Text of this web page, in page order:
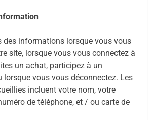
des informations lorsque vous vous
site, lorsque vous vous connectez à
un achat, participez à un
lorsque vous vous déconnectez. Les
incluent votre nom, votre
de téléphone, et / ou carte de